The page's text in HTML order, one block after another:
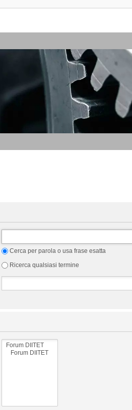
Cerca per parola o usa frase esatta
Ricerca qualsiasi termine